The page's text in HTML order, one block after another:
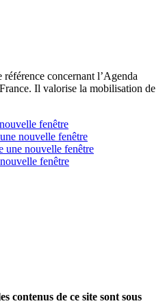
concernant l’Agenda
Il valorise la mobilisation de
fenêtre
nouvelle fenêtre
une nouvelle fenêtre
fenêtre
contenus de ce site sont sous